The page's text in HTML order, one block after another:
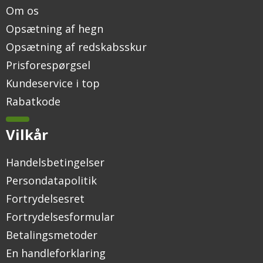
Om os
Opsætning af hegn
Opsætning af redskabsskur
Prisforespørgsel
Kundeservice i top
Rabatkode
Vilkår
Handelsbetingelser
Persondatapolitik
Fortrydelsesret
Fortrydelsesformular
Betalingsmetoder
En handleforklaring